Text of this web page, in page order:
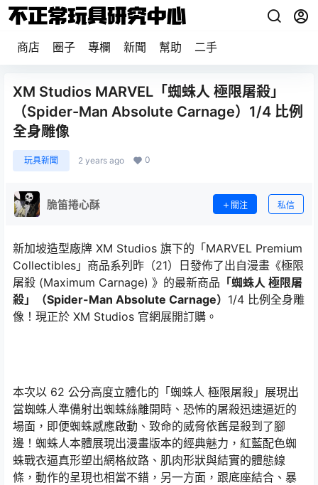
商店 圈子 專欄 新聞 幫助 二手
XM Studios MARVEL「蜘蛛人 極限屠殺」
（Spider-Man Absolute Carnage）1/4 比例
全身雕像
玩具新聞 2 years ago 0
脆笛捲心酥 關注 私信
新加坡造型廠牌 XM Studios 旗下的「MARVEL Premium
Collectibles」商品系列昨（21）日發佈了出自漫畫《極限
屠殺 (Maximum Carnage) 》的最新商品 「蜘蛛人 極限屠
殺」（Spider-Man Absolute Carnage） 1/4 比例全身雕
像！現正於 XM Studios 官網展開訂購。
本次以 62 公分高度立體化的「蜘蛛人 極限屠殺」展現出
當蜘蛛人準備射出蜘蛛絲離開時、恐怖的屠殺迅速逼近的
場面，即便蜘蛛感應啟動、致命的威脅依舊是殺到了腳
邊！蜘蛛人本體展現出漫畫版本的經典魅力，紅藍配色蜘
蛛戰衣逼真形塑出網格紋路、肌肉形狀與結實的體態線
條，動作的呈現也相當不錯，另一方面，跟底座結合、暴